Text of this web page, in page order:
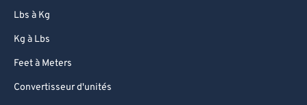
Lbs à Kg
Kg à Lbs
Feet à Meters
Convertisseur d'unités